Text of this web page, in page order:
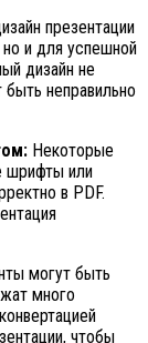
презентации
но и для успешной
дизайн не
неправильно
Некоторые
шрифты или
в PDF.
могут быть
много
чтобы